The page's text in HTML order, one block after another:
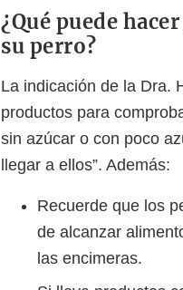
¿Qué puede
su perro?
La indicación de la Dra.
productos para
sin azúcar o con poco
llegar a ellos”. Además:
Recuerde que los
de alcanzar
las encimeras.